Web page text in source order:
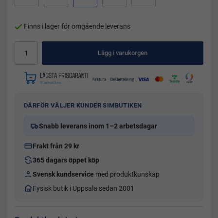
Finns i lager för omgående leverans
Lägg i varukorgen
DÄRFÖR VÄLJER KUNDER SIMBUTIKEN
Snabb leverans inom 1–2 arbetsdagar
Frakt från 29 kr
365 dagars öppet köp
Svensk kundservice med produktkunskap
Fysisk butik i Uppsala sedan 2001